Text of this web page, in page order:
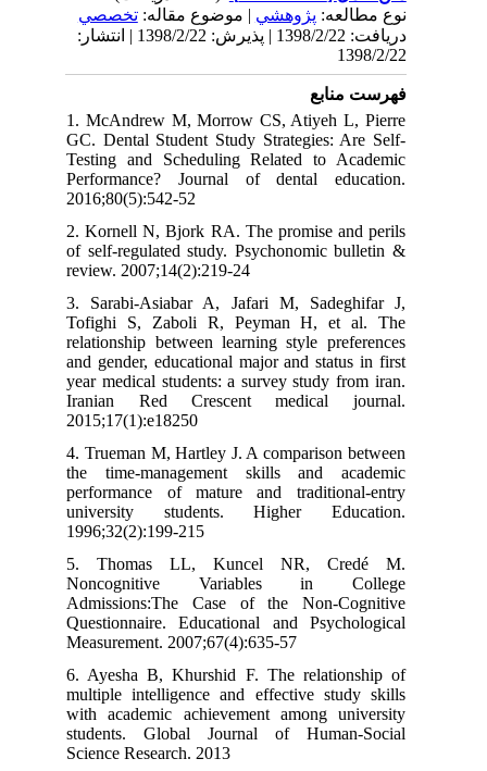
نوع مطالعه:پژوهشي| موضوع مقاله:تخصصي
دریافت: 1398/2/22 | پذیرش: 1398/2/22 | انتشار:
1398/2/22
فهرست منابع
1. McAndrew M, Morrow CS, Atiyeh L, Pierre
GC. Dental Student Study Strategies: Are Self-
Testing and Scheduling Related to Academic
Performance? Journal of dental education.
2016;80(5):542-52
2. Kornell N, Bjork RA. The promise and perils
of self-regulated study. Psychonomic bulletin &
review. 2007;14(2):219-24
3. Sarabi-Asiabar A, Jafari M, Sadeghifar J,
Tofighi S, Zaboli R, Peyman H, et al. The
relationship between learning style preferences
and gender, educational major and status in first
year medical students: a survey study from iran.
Iranian Red Crescent medical journal.
2015;17(1):e18250
4. Trueman M, Hartley J. A comparison between
the time-management skills and academic
performance of mature and traditional-entry
university students. Higher Education.
1996;32(2):199-215
5. Thomas LL, Kuncel NR, Credé M.
Noncognitive Variables in College
Admissions:The Case of the Non-Cognitive
Questionnaire. Educational and Psychological
Measurement. 2007;67(4):635-57
6. Ayesha B, Khurshid F. The relationship of
multiple intelligence and effective study skills
with academic achievement among university
students. Global Journal of Human-Social
Science Research. 2013